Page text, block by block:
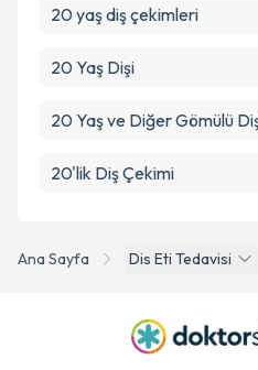
Ana Sayfa Dis Eti Tedavisi
20 yaş diş çekimleri
20 Yaş Dişi
20 Yaş ve Diğer Gömülü
20'lik Diş Çekimi